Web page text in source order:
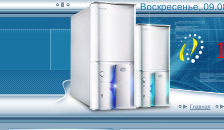
Воскресенье,
Главная